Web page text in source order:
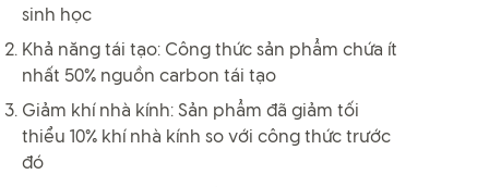
sinh học
Khả năng tái tạo: Công thức sản phẩm chứa ít
nhất 50% nguồn carbon tái tạo
Giảm khí nhà kính: Sản phẩm đã giảm tối
thiểu 10% khí nhà kính so với công thức trước
đó